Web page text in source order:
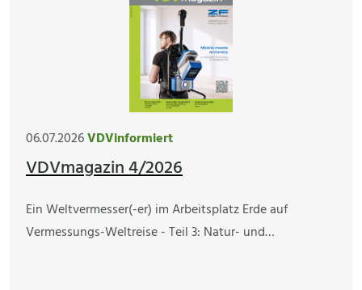
06.07.2026VDVinformiert
VDVmagazin 4/2026
Ein Weltvermesser(-er) im Arbeitsplatz Erde auf
Vermessungs-Weltreise - Teil 3: Natur- und…